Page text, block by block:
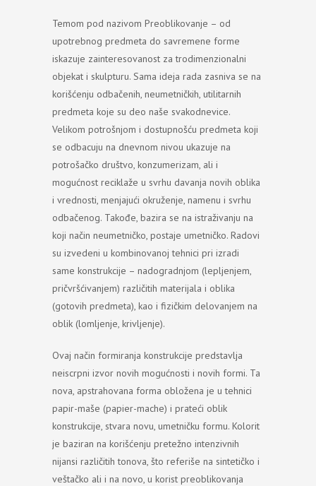
Temom pod nazivom Preoblikovanje – od
upotrebnog predmeta do savremene forme
iskazuje zainteresovanost za trodimenzionalni
objekat i skulpturu. Sama ideja rada zasniva se na
korišćenju odbačenih, neumetničkih, utilitarnih
predmeta koje su deo naše svakodnevice.
Velikom potrošnjom i dostupnošću predmeta koji
se odbacuju na dnevnom nivou ukazuje na
potrošačko društvo, konzumerizam, ali i
mogućnost reciklaže u svrhu davanja novih oblika
i vrednosti, menjajući okruženje, namenu i svrhu
odbačenog. Takođe, bazira se na istraživanju na
koji način neumetničko, postaje umetničko. Radovi
su izvedeni u kombinovanoj tehnici pri izradi
same konstrukcije – nadogradnjom (lepljenjem,
pričvršćivanjem) različitih materijala i oblika
(gotovih predmeta), kao i fizičkim delovanjem na
oblik (lomljenje, krivljenje).
Ovaj način formiranja konstrukcije predstavlja
neiscrpni izvor novih mogućnosti i novih formi. Ta
nova, apstrahovana forma obložena je u tehnici
papir-maše (papier-mache) i prateći oblik
konstrukcije, stvara novu, umetničku formu. Kolorit
je baziran na korišćenju pretežno intenzivnih
nijansi različitih tonova, što referiše na sintetičko i
veštačko ali i na novo, u korist preoblikovanja